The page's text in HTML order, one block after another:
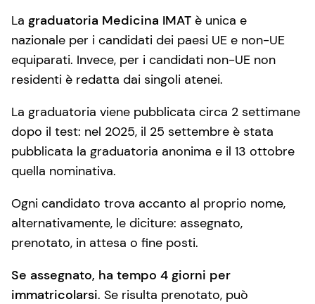
La graduatoria Medicina IMAT è unica e
nazionale per i candidati dei paesi UE e non-UE
equiparati. Invece, per i candidati non-UE non
residenti è redatta dai singoli atenei.
La graduatoria viene pubblicata circa 2 settimane
dopo il test: nel 2025, il 25 settembre è stata
pubblicata la graduatoria anonima e il 13 ottobre
quella nominativa.
Ogni candidato trova accanto al proprio nome,
alternativamente, le diciture: assegnato,
prenotato, in attesa o fine posti.
Se assegnato, ha tempo 4 giorni per
immatricolarsi. Se risulta prenotato, può